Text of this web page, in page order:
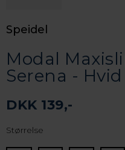
Speidel
Modal
Serena - Hvid
DKK 139,-
Størrelse